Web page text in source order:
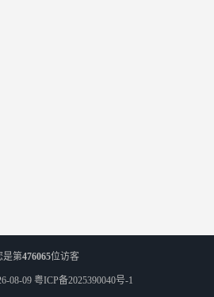
是第476065位访客
08-09 粤ICP备2025390040号-1